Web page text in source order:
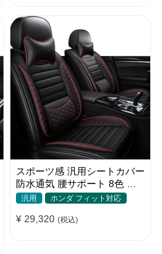
スポーツ感 汎用シートカバー
防水通気 腰サポート 8色 耐
摩耗性 おしゃれ 全席セット
汎用 ホンダ フィット対応
¥ 29,320 (税込)